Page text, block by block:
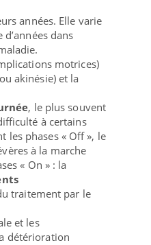
années. Elle varie
dans
motrices)
akinésie) et la
, le plus souvent
à certains
les phases « Off », le
à la marche
« On » : la
traitement par le
et les
détérioration